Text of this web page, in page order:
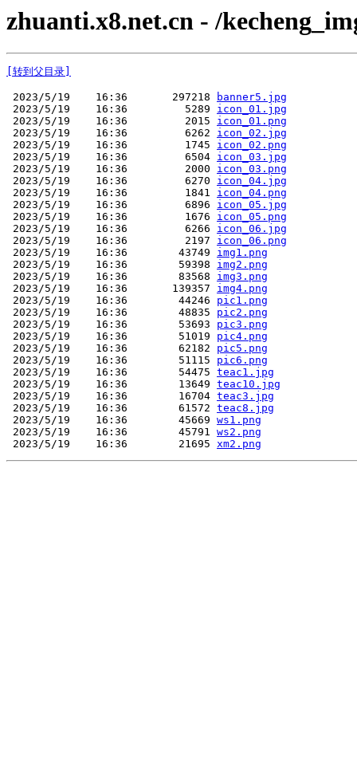
zhuanti.x8.net.cn - /
[转到父目录]
2023/5/19    16:36       297218
banner5.jpg
2023/5/19    16:36         5289 icon_01.jpg
2023/5/19    16:36         2015 icon_01.png
2023/5/19    16:36         6262 icon_02.jpg
2023/5/19    16:36         1745 icon_02.png
2023/5/19    16:36         6504 icon_03.jpg
2023/5/19    16:36         2000 icon_03.png
2023/5/19    16:36         6270 icon_04.jpg
2023/5/19    16:36         1841 icon_04.png
2023/5/19    16:36         6896 icon_05.jpg
2023/5/19    16:36         1676 icon_05.png
2023/5/19    16:36         6266 icon_06.jpg
2023/5/19    16:36         2197 icon_06.png
2023/5/19    16:36        43749 img1.png
2023/5/19    16:36        59398 img2.png
2023/5/19    16:36        83568 img3.png
2023/5/19    16:36       139357 img4.png
2023/5/19    16:36        44246 pic1.png
2023/5/19    16:36        48835 pic2.png
2023/5/19    16:36        53693 pic3.png
2023/5/19    16:36        51019 pic4.png
2023/5/19    16:36        62182 pic5.png
2023/5/19    16:36        51115 pic6.png
2023/5/19    16:36        54475 teac1.jpg
2023/5/19    16:36        13649 teac10.jpg
2023/5/19    16:36        16704 teac3.jpg
2023/5/19    16:36        61572 teac8.jpg
2023/5/19    16:36        45669 ws1.png
2023/5/19    16:36        45791 ws2.png
2023/5/19    16:36        21695 xm2.png